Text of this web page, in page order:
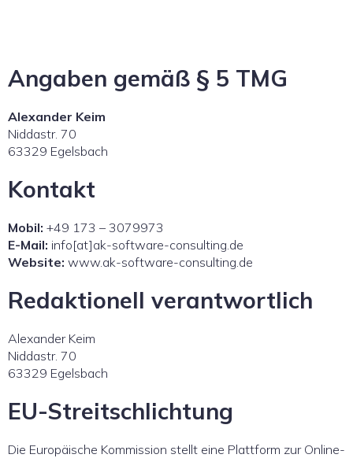
Angaben gemäß § 5 TMG
Alexander Keim
Niddastr. 70
63329 Egelsbach
Kontakt
Mobil: +49 173 – 3079973
E-Mail: info[at]ak-software-consulting.de
Website: www.ak-software-consulting.de
Redaktionell verantwortlich
Alexander Keim
Niddastr. 70
63329 Egelsbach
EU-Streitschlichtung
Die Europäische Kommission stellt eine Plattform zur Online-